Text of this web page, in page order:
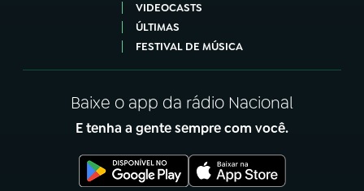
VIDEOCASTS
ÚLTIMAS
FESTIVAL DE MÚSICA
Baixe o app da rádio Nacional
E tenha a gente sempre com você.